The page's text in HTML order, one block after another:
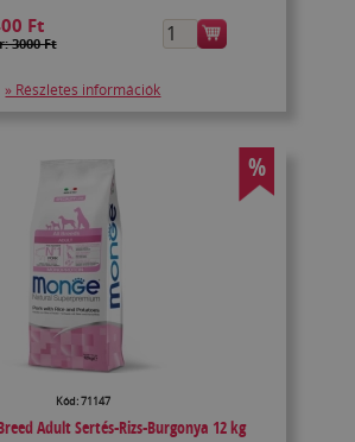
Ft
3000 Ft
» Részletes információk
%
Kód: 71147
Adult Sertés-Rizs-Burgonya 12 kg